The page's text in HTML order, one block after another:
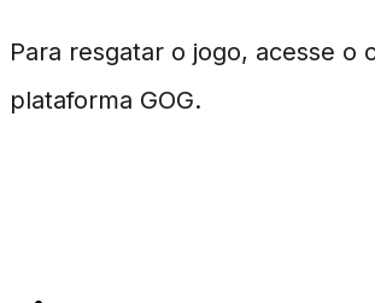
Para resgatar o jogo, acesse o
plataforma GOG.